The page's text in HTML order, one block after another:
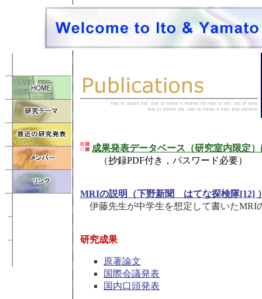
成果発表データベース（研究室内限定
（抄録PDF付き，パスワード必要）
MRIの説明（下野新聞 はてな探検隊[12]
伊藤先生が中学生を想定して書いたMRI
研究成果
原著論文
国際会議発表
国内口頭発表